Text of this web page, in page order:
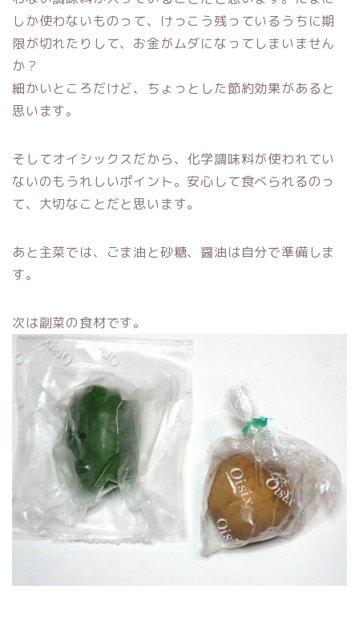
しか使わないものって、けっこう残っているうちに期
限が切れたりして、お金がムダになってしまいません
か？
細かいところだけど、ちょっとした節約効果があると
思います。
そしてオイシックスだから、化学調味料が使われてい
ないのもうれしいポイント。安心して食べられるのっ
て、大切なことだと思います。
あと主菜では、ごま油と砂糖、醤油は自分で準備しま
す。
次は副菜の食材です。